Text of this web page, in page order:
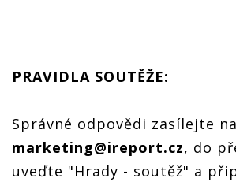
PRAVIDLA SOUTĚŽE:
Správné odpovědi zasílejte
marketing@ireport.cz, do
uveďte "Hrady - soutěž" a